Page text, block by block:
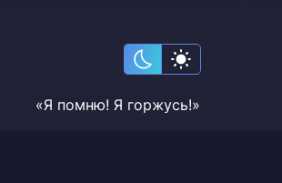
«Я помню! Я горжусь!»